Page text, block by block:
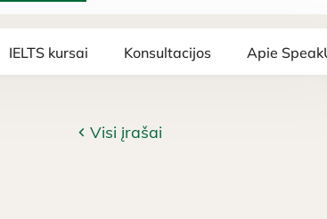
IELTS kursai Konsultacijos Apie
Visi įrašai